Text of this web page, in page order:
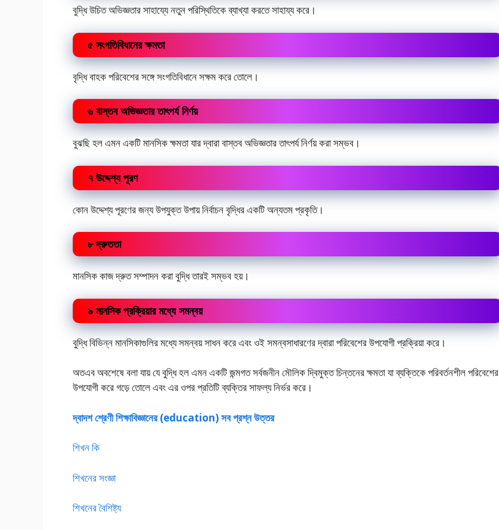
বুদ্ধি উচিত অভিজ্ঞতার সাহায্যে নতুন পরিস্থিতিকে ব্যাখ্যা করতে সাহায্য করে।
৫ সংগতিবিধানের ক্ষমতা
বৃদ্ধি বাহক পরিবেশের সঙ্গে সংগতিবিধানে সক্ষম করে তোলে।
৬ বাস্তব অভিজ্ঞতার তাৎপর্য নির্ণয়
বুঝছি হল এমন একটি মানসিক ক্ষমতা যার দ্বারা বাস্তব অভিজ্ঞতার তাৎপর্য নির্ণয় করা সম্ভব।
৭ উদ্দেশ্য পূরণ
কোন উদ্দেশ্য পূরণের জন্য উপযুক্ত উপায় নির্বাচন বৃদ্ধির একটি অন্যতম প্রকৃতি।
৮ দ্রুততা
মানসিক কাজ দ্রুত সম্পাদন করা বুদ্ধি তারই সম্ভব হয়।
৯ মানসিক প্রক্রিয়ার মধ্যে সমন্বয়
বুদ্ধি বিভিন্ন মানসিকাগুলির মধ্যে সমন্বয় সাধন করে এবং ওই সমন্বসাধারণের দ্বারা পরিবেশের উপযোগী প্রক্রিয়া করে।
অতএব অবশেষে বলা যায় যে বুদ্ধি হল এমন একটি জন্মগত সর্বজনীন মৌলিক দ্বিমুক্ত চিন্তনের ক্ষমতা যা ব্যক্তিকে পরিবর্তনশীল পরিবেশের
উপযোগী করে গড়ে তোলে এবং এর ওপর প্রতিটি ব্যক্তির সাফল্য নির্ভর করে।
দ্বাদশ শ্রেণী শিক্ষাবিজ্ঞানের (education) সব প্রশ্ন উত্তর
শিখন কি
শিখনের সংজ্ঞা
শিখনের বৈশিষ্ট্য